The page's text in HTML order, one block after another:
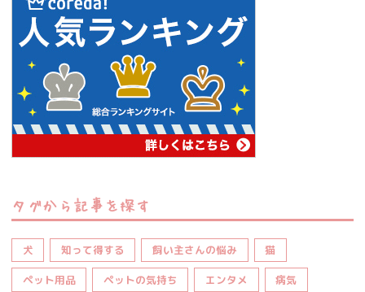
タグから記事を探す
犬 知って得する 飼い主さんの悩み 猫
ペット用品 ペットの気持ち エンタメ 病気